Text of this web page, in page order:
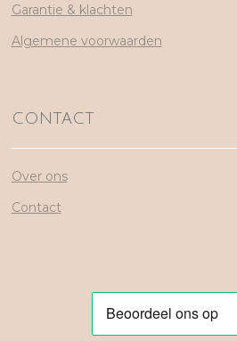
Garantie & klachten
Algemene voorwaarden
CONTACT
Over ons
Contact